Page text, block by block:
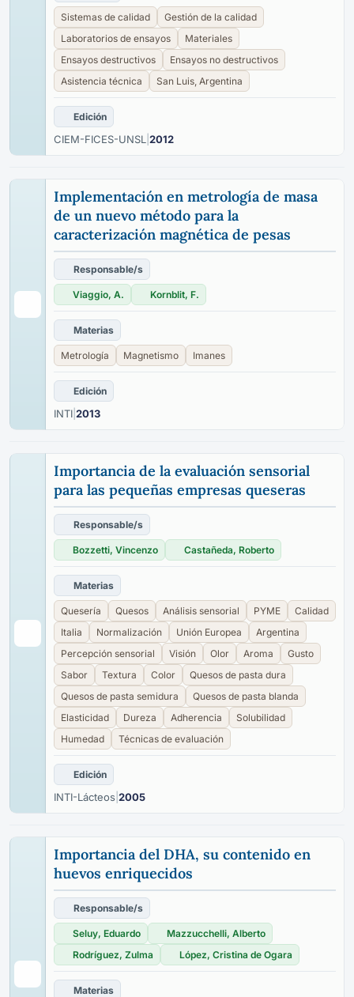
Sistemas de calidad
Gestión de la calidad
Laboratorios de ensayos
Materiales
Ensayos destructivos
Ensayos no destructivos
Asistencia técnica
San Luis, Argentina
Edición
CIEM-FICES-UNSL 2012
Implementación en metrología de masa
de un nuevo método para la
caracterización magnética de pesas
Responsable/s
Viaggio, A. Kornblit, F.
Materias
Metrología Magnetismo Imanes
Edición
INTI 2013
Importancia de la evaluación sensorial
para las pequeñas empresas queseras
Responsable/s
Bozzetti, Vincenzo Castañeda, Roberto
Materias
Quesería Quesos Análisis sensorial PYME
Calidad
Italia
Normalización Unión Europea
Argentina
Percepción sensorial
Visión Olor Aroma
Gusto
Sabor
Textura Color
Quesos de pasta dura
Quesos de pasta semidura
Quesos de pasta blanda
Elasticidad
Dureza Adherencia
Solubilidad
Humedad
Técnicas de evaluación
Edición
INTI-Lácteos 2005
Importancia del DHA, su contenido en
huevos enriquecidos
Responsable/s
Seluy, Eduardo
Mazzucchelli, Alberto
Rodríguez, Zulma
López, Cristina de Ogara
Materias